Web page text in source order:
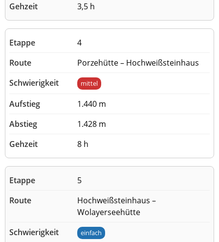
3,5 h
4
Porzehütte – Hochweißsteinhaus
mittel
1.440 m
1.428 m
8 h
5
Hochweißsteinhaus –
Wolayerseehütte
einfach